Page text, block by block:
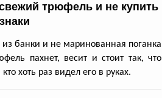
трюфель и не купить
банки и не маринованная поганка
пахнет, весит и стоит так, что
хоть раз видел его в руках.